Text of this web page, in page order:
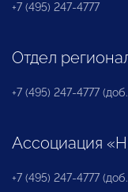
+7 (495) 247-4777
Отдел
+7 (495) 247-4777 (доб.
Ассоциация
+7 (495) 247-4777